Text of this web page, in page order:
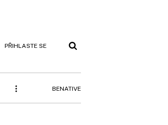
PŘIHLASTE SE
BENATIVE